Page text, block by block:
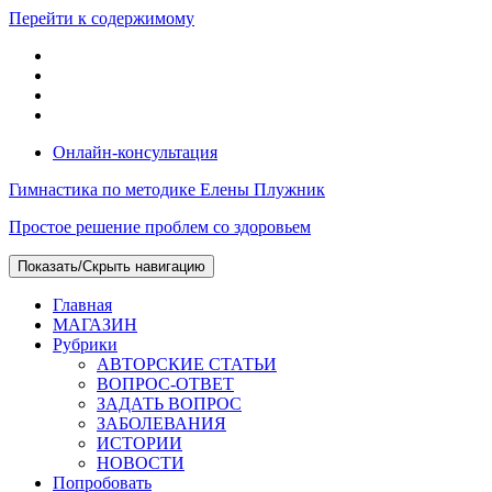
Перейти к содержимому
Онлайн-консультация
Гимнастика по методике Елены Плужник
Простое решение проблем со здоровьем
Показать/Скрыть навигацию
Главная
МАГАЗИН
Рубрики
АВТОРСКИЕ СТАТЬИ
ВОПРОС-ОТВЕТ
ЗАДАТЬ ВОПРОС
ЗАБОЛЕВАНИЯ
ИСТОРИИ
НОВОСТИ
Попробовать